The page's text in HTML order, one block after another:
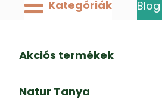
Kategóriák Blog
Akciós termékek
Natur Tanya